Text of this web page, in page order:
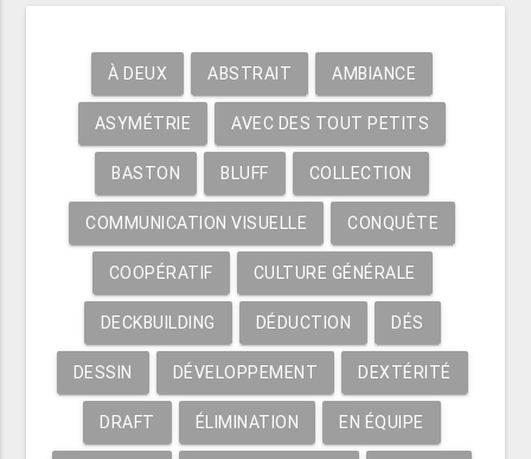
À DEUX ABSTRAIT AMBIANCE
ASYMÉTRIE AVEC DES TOUT PETITS
BASTON BLUFF COLLECTION
COMMUNICATION VISUELLE CONQUÊTE
COOPÉRATIF CULTURE GÉNÉRALE
DECKBUILDING DÉDUCTION DÉS
DESSIN DÉVELOPPEMENT DEXTÉRITÉ
DRAFT ÉLIMINATION EN ÉQUIPE